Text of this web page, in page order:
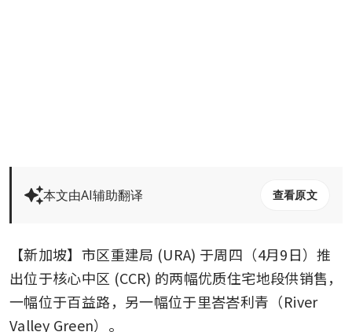
本文由AI辅助翻译 查看原文
【新加坡】市区重建局 (URA) 于周四（4月9日）推
出位于核心中区 (CCR) 的两幅优质住宅地段供销售，
一幅位于百益路，另一幅位于里峇峇利青（River
Valley Green）。